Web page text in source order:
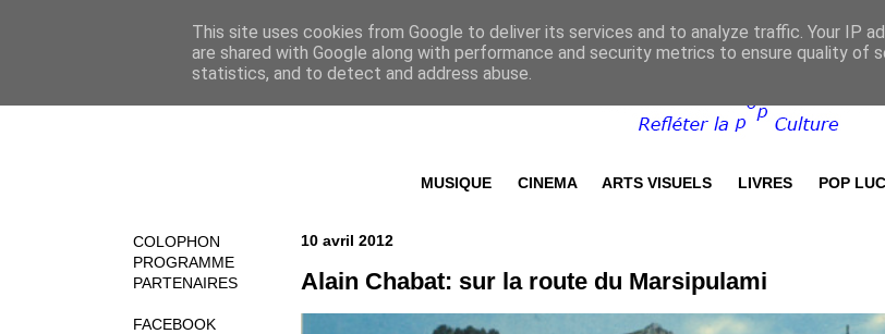
MUSIQUE CINEMA ARTS VISUELS LIVRES POP
10 avril 2012
Alain Chabat: sur la route du Marsipulami
COLOPHON
PROGRAMME
PARTENAIRES
FACEBOOK
This site uses cookies from Google to deliver its services and to analyze traffic. Your IP
are shared with Google along with performance and security metrics to ensure quality of
statistics, and to detect and address abuse.